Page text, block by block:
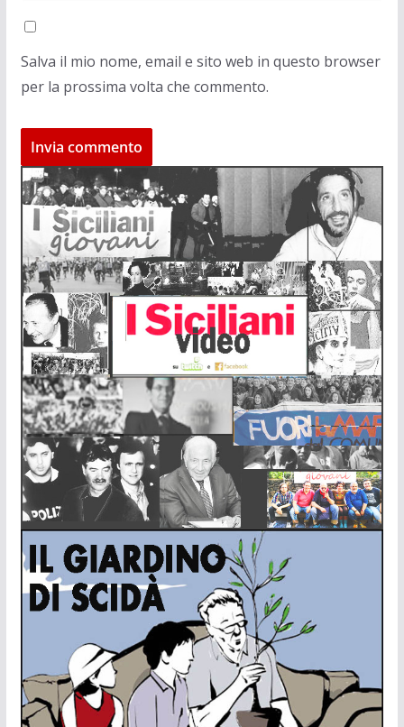
Salva il mio nome, email e sito web in questo browser
per la prossima volta che commento.